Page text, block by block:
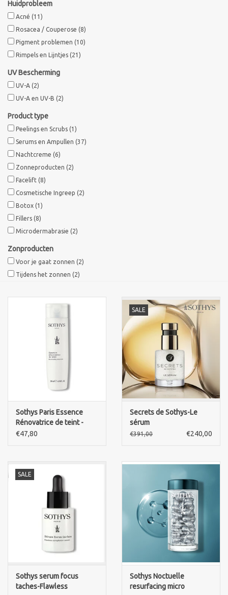
Huidprobleem
Acné (11)
Rosacea / Couperose (8)
Pigment problemen (10)
Rimpels en Lijntjes (21)
UV Bescherming
UV-A (2)
UV-A en UV-B (2)
Product type
Peelings en Scrubs (1)
Serums en Ampullen (37)
Nachtcreme (6)
Zonneproducten (2)
Facelift (8)
Cosmetische Ingreep (2)
Botox (1)
Fillers (8)
Microdermabrasie (2)
Zonproducten
Voor je gaat zonnen (2)
Tijdens het zonnen (2)
Sothys Paris Essence
Rénovatrice de teint -
Illumunating essence
€47,80
SALE
Secrets de Sothys-Le
sérum
€391,00 €240,00
SALE
Sothys serum focus
taches-Flawless
Sothys Noctuelle
resurfacing micro